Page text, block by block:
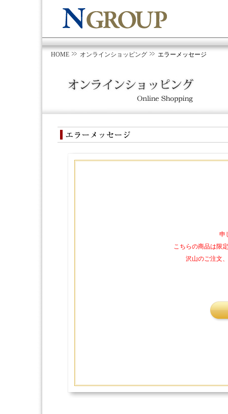
HOME オンラインショッピング エラーメッセージ
申
こちらの商品は限
沢山のご注文